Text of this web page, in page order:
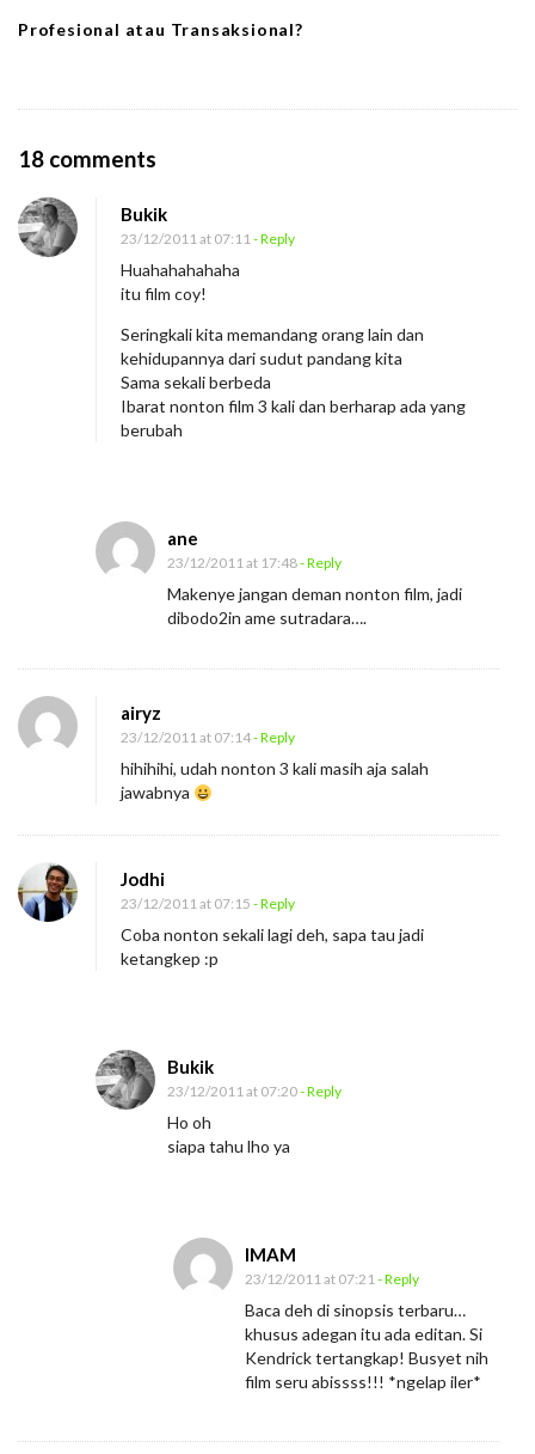
Profesional atau Transaksional?
18 comments
M
n
n
t
o
n
I
m
p
o
s
s
i
b
l
Bukik
23/12/2011 at 07:11- Reply
Huahahahahaha
itu film coy!
Seringkali kita memandang orang lain dan
kehidupannya dari sudut pandang kita
Sama sekali berbeda
Ibarat nonton film 3 kali dan berharap ada yang
berubah
ane
23/12/2011 at 17:48- Reply
Makenye jangan deman nonton film, jadi
dibodo2in ame sutradara….
airyz
23/12/2011 at 07:14- Reply
hihihihi, udah nonton 3 kali masih aja salah
jawabnya
Jodhi
23/12/2011 at 07:15 - Reply
Coba nonton sekali lagi deh, sapa tau jadi
ketangkep :p
Bukik
23/12/2011 at 07:20- Reply
Ho oh
siapa tahu lho ya
IMAM
23/12/2011 at 07:21- Reply
Baca deh di sinopsis terbaru…
khusus adegan itu ada editan. Si
Kendrick tertangkap! Busyet nih
film seru abissss!!! *ngelap iler*